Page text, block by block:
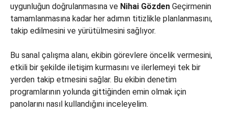
uygunluğun doğrulanmasına ve Nihai Gözden Geçirmenin
tamamlanmasına kadar her adımın titizlikle planlanmasını,
takip edilmesini ve yürütülmesini sağlıyor.
Bu sanal çalışma alanı, ekibin görevlere öncelik vermesini,
etkili bir şekilde iletişim kurmasını ve ilerlemeyi tek bir
yerden takip etmesini sağlar. Bu ekibin denetim
programlarının yolunda gittiğinden emin olmak için
panolarını nasıl kullandığını inceleyelim.